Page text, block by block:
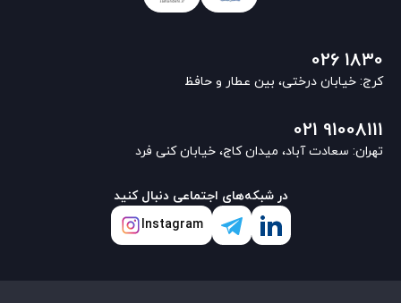
026 1830
کرج: خیابان درختی، بین عطار و حافظ
021 91008111
تهران: سعادت آباد، میدان کاج، خیابان کنی فرد
در شبکه‌های اجتماعی دنبال کنید
Instagram